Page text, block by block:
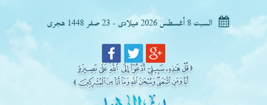
السبت 8 أغسطس 2026 ميلادى - 23 صفر 1448 هجرى